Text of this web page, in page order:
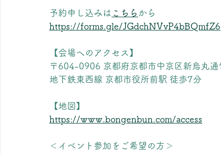
予約申し込みは こちら から
https://forms.gle/JGdchNVvP4bBQmfZ6
【会場へのアクセス】
〒604-0906 京都府京都市中京区新烏丸
地下鉄東西線 京都市役所前駅 徒歩7分
【地図】
https://www.bongenbun.com/access
＜イベント参加をご希望の方＞